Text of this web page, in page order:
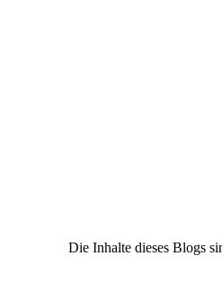
Die Inhalte dieses Blogs